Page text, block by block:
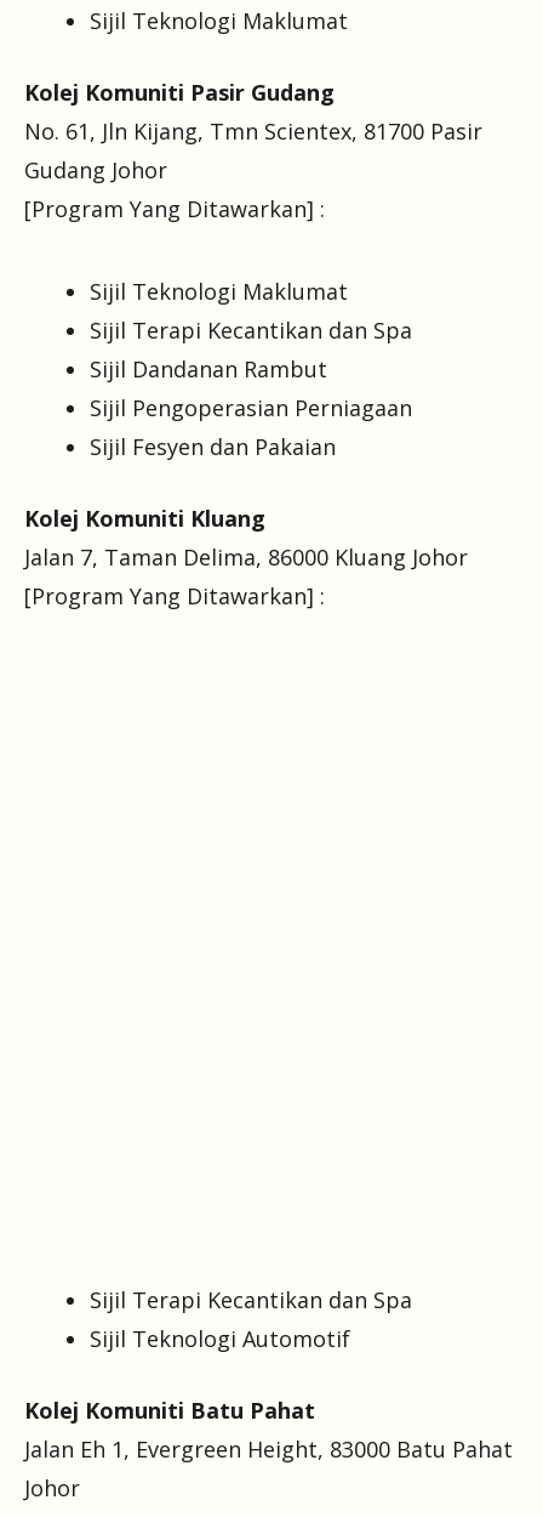
Sijil Teknologi Maklumat
Kolej Komuniti Pasir Gudang
No. 61, Jln Kijang, Tmn Scientex, 81700 Pasir
Gudang Johor
[Program Yang Ditawarkan] :
Sijil Teknologi Maklumat
Sijil Terapi Kecantikan dan Spa
Sijil Dandanan Rambut
Sijil Pengoperasian Perniagaan
Sijil Fesyen dan Pakaian
Kolej Komuniti Kluang
Jalan 7, Taman Delima, 86000 Kluang Johor
[Program Yang Ditawarkan] :
Sijil Terapi Kecantikan dan Spa
Sijil Teknologi Automotif
Kolej Komuniti Batu Pahat
Jalan Eh 1, Evergreen Height, 83000 Batu Pahat
Johor